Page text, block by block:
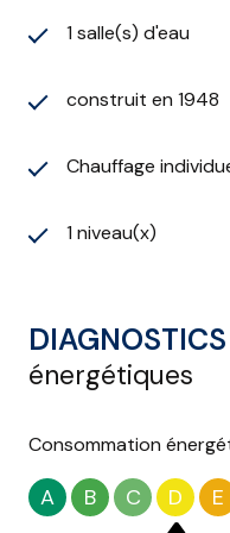
€ et 1 980 € / an
Les informations sur
www.georisques.gouv.fr
1 salle(s) d'eau
construit en 1948
Chauffage
1 niveau(x)
DIAGNOSTICS
énergétiques
Consommation
A B C D E